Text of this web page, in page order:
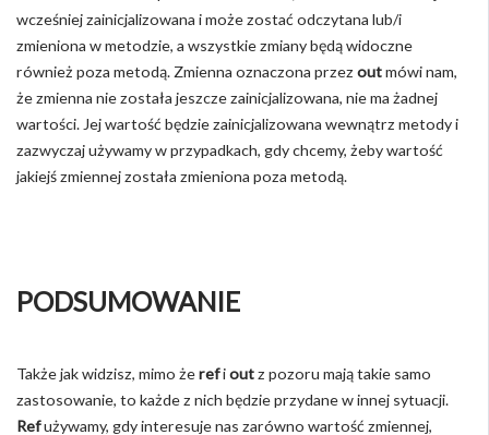
wcześniej zainicjalizowana i może zostać odczytana lub/i
zmieniona w metodzie, a wszystkie zmiany będą widoczne
również poza metodą. Zmienna oznaczona przez outmówi nam,
że zmienna nie została jeszcze zainicjalizowana, nie ma żadnej
wartości. Jej wartość będzie zainicjalizowana wewnątrz metody i
zazwyczaj używamy w przypadkach, gdy chcemy, żeby wartość
jakiejś zmiennej została zmieniona poza metodą.
PODSUMOWANIE
Także jak widzisz, mimo żerefioutz pozoru mają takie samo
zastosowanie, to każde z nich będzie przydane w innej sytuacji.
Refużywamy, gdy interesuje nas zarówno wartość zmiennej,